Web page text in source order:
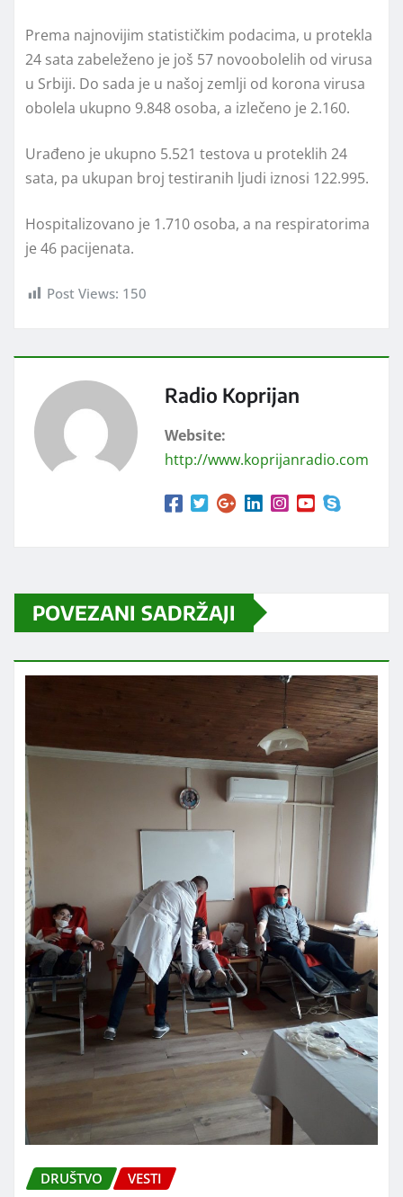
Prema najnovijim statističkim podacima, u protekla
24 sata zabeleženo je još 57 novoobolelih od virusa
u Srbiji. Do sada je u našoj zemlji od korona virusa
obolela ukupno 9.848 osoba, a izlečeno je 2.160.
Urađeno je ukupno 5.521 testova u proteklih 24
sata, pa ukupan broj testiranih ljudi iznosi 122.995.
Hospitalizovano je 1.710 osoba, a na respiratorima
je 46 pacijenata.
Post Views: 150
Radio Koprijan
Website:
http://www.koprijanradio.com
POVEZANI SADRŽAJI
DRUŠTVO VESTI